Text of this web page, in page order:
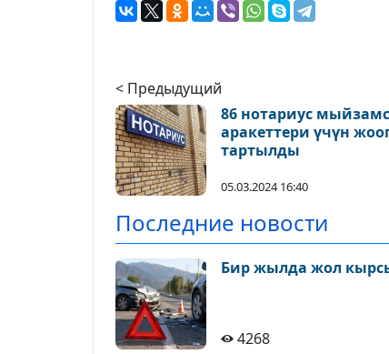
< Предыдущий
86 нотариус
аракеттери үчүн
тартылды
05.03.2024 16:40
Последние новости
Бир жылда жол
4268